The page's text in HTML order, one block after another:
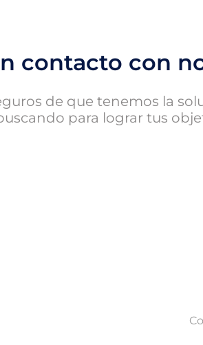
contacto con
de que tenemos la
para lograr tus